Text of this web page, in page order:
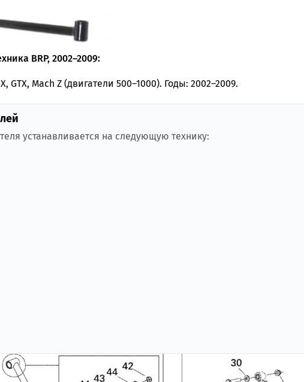
BRP, 2002–2009:
GTX, Mach Z (двигатели 500–1000). Годы: 2002–2009.
устанавливается на следующую технику: